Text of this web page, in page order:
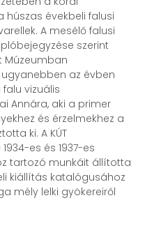
évekbeli falusi
A mesélő falusi
szerint
Múzeumban
az évben
vizuális
Annára, aki a primer
és érzelmekhez a
ki. A KÚT
es és 1937-es
tartozó munkáit állította
kiállítás katalógusához
mély lelki gyökereiről